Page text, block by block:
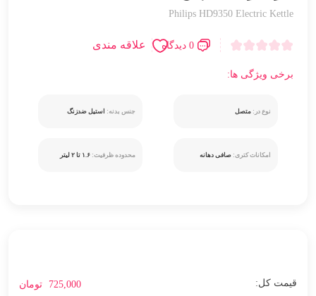
Philips HD9350 Electric Kettle
0 دیدگاه علاقه مندی
برخی ویژگی ها:
نوع در: متصل جنس بدنه: استیل ضدزنگ
امکانات کتری: صافی دهانه محدوده ظرفیت: ۱.۶ تا ۲ لیتر
725,000 تومان